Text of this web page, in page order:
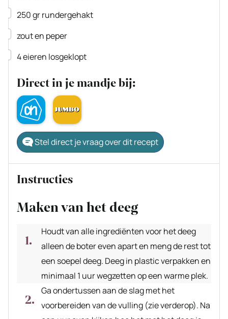
▢
250grrundergehakt
▢
zout en peper
▢
4eieren losgeklopt
Direct in je mandje bij:
Stel direct je vraag over dit recept
Instructies
Maken van het deeg
Houdt van alle ingrediënten voor het deeg
alleen de boter even apart en meng de rest tot
een soepel deeg. Deeg in plastic verpakken en
minimaal 1 uur wegzetten op een warme plek.
Ga ondertussen aan de slag met het
voorbereiden van de vulling (zie verderop). Na